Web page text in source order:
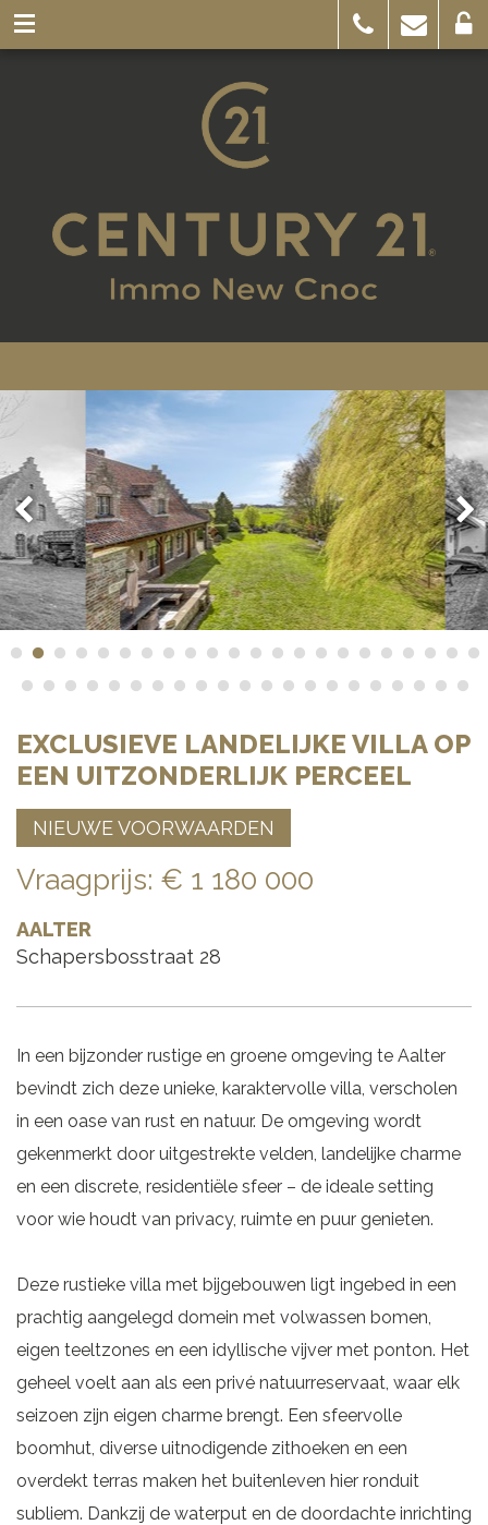
EXCLUSIEVE LANDELIJKE VILLA OP
EEN UITZONDERLIJK PERCEEL
NIEUWE VOORWAARDEN
Vraagprijs: € 1 180 000
AALTER
Schapersbosstraat 28
In een bijzonder rustige en groene omgeving te Aalter
bevindt zich deze unieke, karaktervolle villa, verscholen
in een oase van rust en natuur. De omgeving wordt
gekenmerkt door uitgestrekte velden, landelijke charme
en een discrete, residentiële sfeer – de ideale setting
voor wie houdt van privacy, ruimte en puur genieten.
Deze rustieke villa met bijgebouwen ligt ingebed in een
prachtig aangelegd domein met volwassen bomen,
eigen teeltzones en een idyllische vijver met ponton. Het
geheel voelt aan als een privé natuurreservaat, waar elk
seizoen zijn eigen charme brengt. Een sfeervolle
boomhut, diverse uitnodigende zithoeken en een
overdekt terras maken het buitenleven hier ronduit
subliem. Dankzij de waterput en de doordachte inrichting